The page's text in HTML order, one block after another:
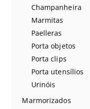
Champanheira
Marmitas
Paelleras
Porta objetos
Porta clips
Porta utensílios
Urinóis
Marmorizados